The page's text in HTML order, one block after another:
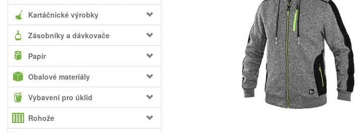
Kartáčnické výrobky
Zásobníky a dávkovače
Papír
Obalové materiály
Vybavení pro úklid
Rohože